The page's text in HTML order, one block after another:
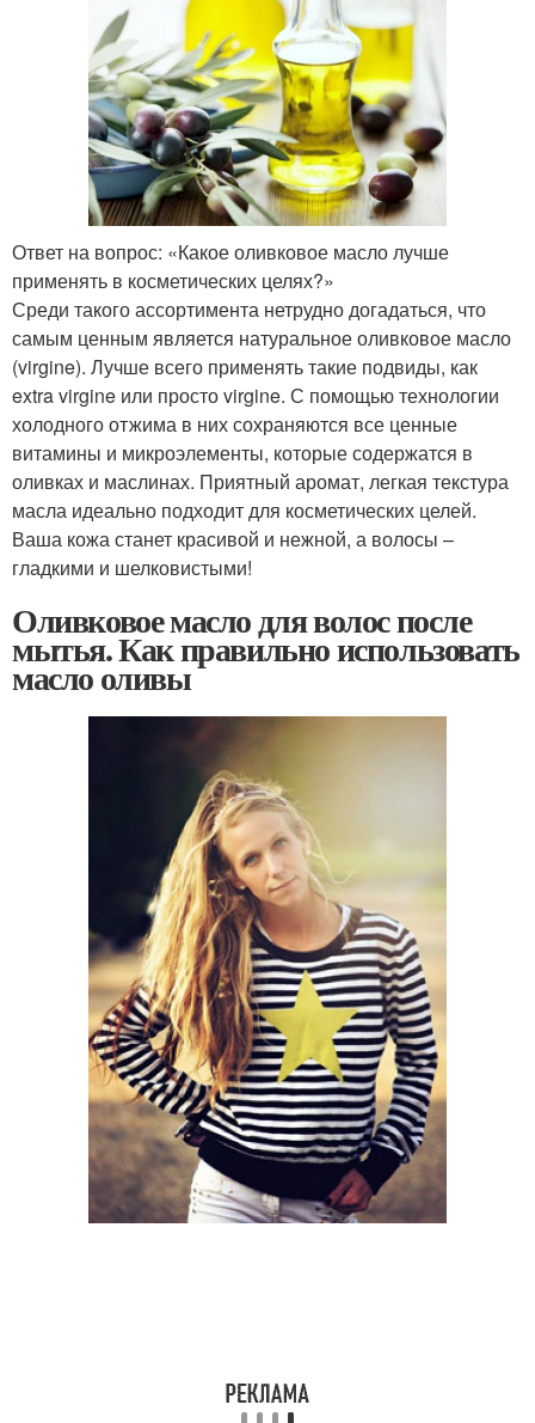
Ответ на вопрос: «Какое оливковое масло лучше
применять в косметических целях?»
Среди такого ассортимента нетрудно догадаться, что
самым ценным является натуральное оливковое масло
(virgine). Лучше всего применять такие подвиды, как
extra virgine или просто virgine. С помощью технологии
холодного отжима в них сохраняются все ценные
витамины и микроэлементы, которые содержатся в
оливках и маслинах. Приятный аромат, легкая текстура
масла идеально подходит для косметических целей.
Ваша кожа станет красивой и нежной, а волосы –
гладкими и шелковистыми!
Оливковое масло для волос после
мытья. Как правильно использовать
масло оливы